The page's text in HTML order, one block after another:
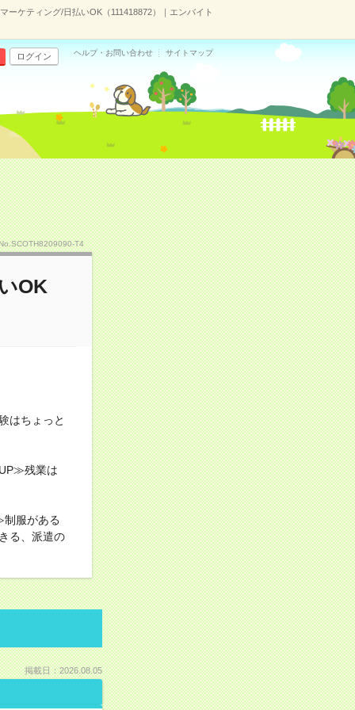
ーケティング/日払いOK（111418872）｜エンバイト
ログイン ヘルプ・お問い合わせ サイトマップ
T4
OK
はちょっと
残業は
服がある
る、派遣の
掲載日：2026.08.05